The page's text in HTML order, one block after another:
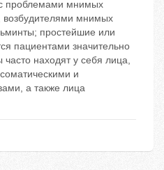
с проблемами мнимых
возбудителями мнимых
простейшие или
пациентами значительно
находят у себя лица,
и
а также лица